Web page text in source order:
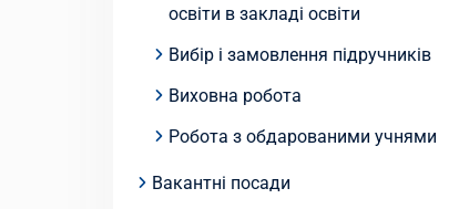
освіти в закладі освіти
Вибір і замовлення підручників
Виховна робота
Робота з обдарованими учнями
Вакантні посади